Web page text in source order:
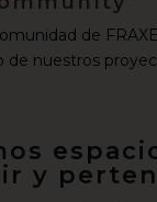
de
de nuestros
y